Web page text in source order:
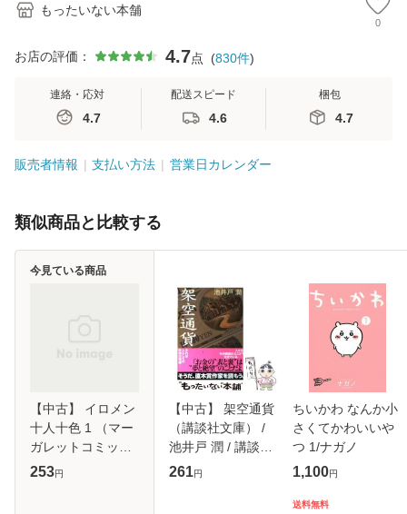
もったいない本舗
0
お店の評価： 4.7点 (830件)
連絡・応対
4.7
配送スピード
4.6
梱包
4.7
販売者情報 支払い方法 営業日カレンダー
類似商品と比較する
【中古】 イロメン
十人十色 1 （マー
ガレットコミック
ス） / 田村 由美 /
253円
今見ている商品
【中古】 架空通貨
（講談社文庫） /
池井戸 潤 / 講談社
[文庫]【メール便送
261円
ちいかわ なんか小
さくてかわいいや
つ 1/ナガノ
1,100円
送料無料